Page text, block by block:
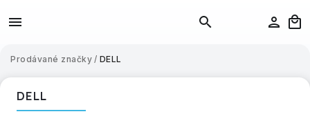
Prodávané značky / DELL
DELL